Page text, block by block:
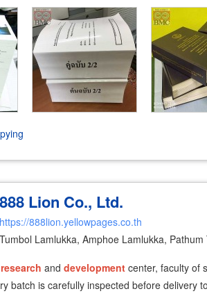
888 Lion Co., Ltd.
https://888lion.yellowpages.co.th
Tumbol Lamlukka, Amphoe Lamlukka,
research and development center, faculty of
batch is carefully inspected before delivery